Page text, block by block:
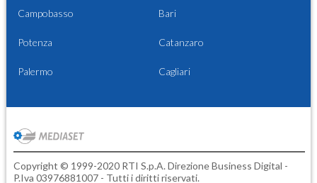
Campobasso Bari
Potenza Catanzaro
Palermo Cagliari
Copyright © 1999-2020 RTI S.p.A. Direzione Business Digital -
P.Iva 03976881007 - Tutti i diritti riservati.